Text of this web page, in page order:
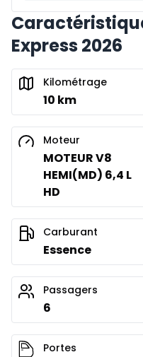
Express 2026
Kilométrage
10 km
Moteur
MOTEUR V8
HEMI(MD) 6,4 L
HD
Carburant
Essence
Passagers
6
Portes